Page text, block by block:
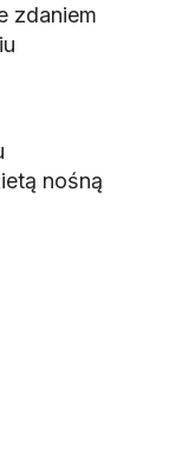
zdaniem
nośną